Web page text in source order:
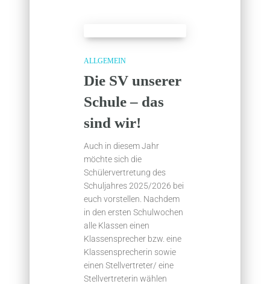
ALLGEMEIN
Die SV unserer
Schule – das
sind wir!
Auch in diesem Jahr
möchte sich die
Schülervertretung des
Schuljahres 2025/2026 bei
euch vorstellen. Nachdem
in den ersten Schulwochen
alle Klassen einen
Klassensprecher bzw. eine
Klassensprecherin sowie
einen Stellvertreter/ eine
Stellvertreterin wählen